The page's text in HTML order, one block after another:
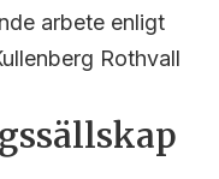
arbete enligt
Rothvall